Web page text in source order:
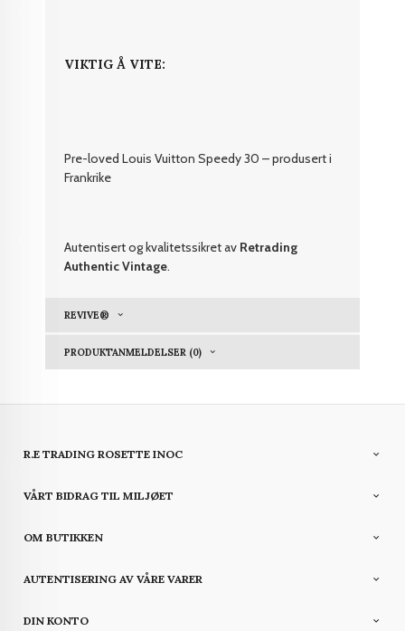
VIKTIG Å VITE:
Pre-loved Louis Vuitton Speedy 30 – produsert i
Frankrike
Autentisert og kvalitetssikret av Retrading
Authentic Vintage.
REVIVE®
PRODUKTANMELDELSER (0)
R.E TRADING ROSETTE INOC
VÅRT BIDRAG TIL MILJØET
OM BUTIKKEN
AUTENTISERING AV VÅRE VARER
DIN KONTO